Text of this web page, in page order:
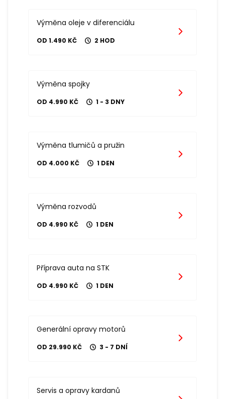
Výměna oleje v diferenciálu
OD 1.490 KČ 2 HOD
Výměna spojky
OD 4.990 KČ 1 - 3 DNY
Výměna tlumičů a pružin
OD 4.000 KČ 1 DEN
Výměna rozvodů
OD 4.990 KČ 1 DEN
Příprava auta na STK
OD 4.990 KČ 1 DEN
Generální opravy motorů
OD 29.990 KČ 3 - 7 DNÍ
Servis a opravy kardanů